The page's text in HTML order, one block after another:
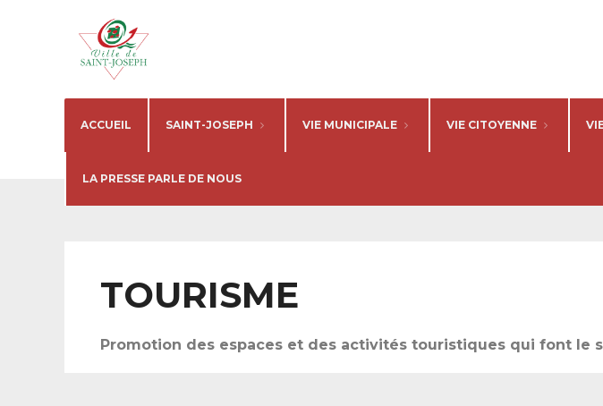
ACCUEIL SAINT-JOSEPH VIE MUNICIPALE VIE CITOYENNE
LA PRESSE PARLE DE NOUS
TOURISME
Promotion des espaces et des activités touristiques qui font le